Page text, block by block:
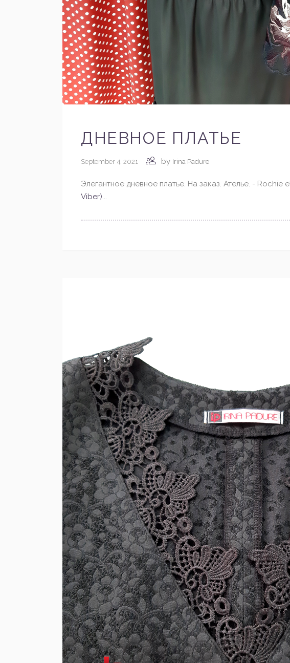
ДНЕВНОЕ ПЛАТЬЕ
September 4, 2021 by Irina Padure
Элегантное дневное платье. На заказ. Ателье. -
Viber)...